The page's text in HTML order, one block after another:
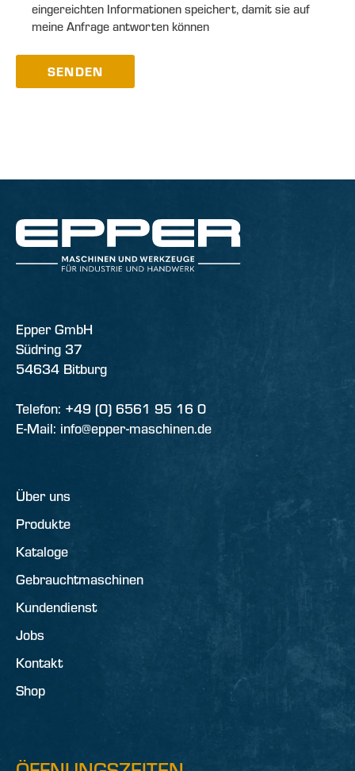
eingereichten Informationen speichert, damit sie auf
meine Anfrage antworten können
SENDEN
Epper GmbH
Südring 37
54634 Bitburg
Telefon: +49 (0) 6561 95 16 0
E-Mail: info@epper-maschinen.de
Über uns
Produkte
Kataloge
Gebrauchtmaschinen
Kundendienst
Jobs
Kontakt
Shop